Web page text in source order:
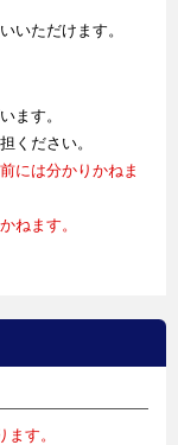
いただけます。
ます。
ください。
には分かりかねま
ねます。
す。